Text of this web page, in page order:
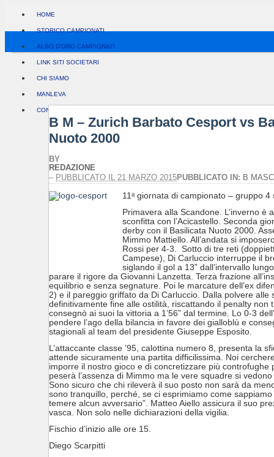
HOME
STORICO CAMPIONATI
ALBO D’ORO CAMPIONATI
LINK SITI SOCIETARI
CHI SIAMO
MANLEVA
CONTATTI
B M – Zurich Barbato Cesport vs
Nuoto 2000
BY
REDAZIONE
– PUBBLICATO IL 21 MARZO 2015PUBBLICATO IN: B
11ᵃ giornata di campionato – gruppo 4
Primavera alla Scandone. L’inverno è
sconfitta con l’Acicastello. Seconda
derby con il Basilicata Nuoto 2000.
Mimmo Mattiello. All’andata si
Rossi per 4-3. Sotto di tre reti
Campese), Di Carluccio interruppe il
siglando il gol a 13” dall’intervallo
parare il rigore da Giovanni Lanzetta. Terza frazione
equilibrio e senza segnature. Poi le marcature dell’ex
2) e il pareggio griffato da Di Carluccio. Dalla polvere alle
definitivamente fine alle ostilità, riscattando il penalty non
consegnò ai suoi la vittoria a 1’56” dal termine. Lo 0-3
pendere l’ago della bilancia in favore dei gialloblù e
stagionali al team del presidente Giuseppe Esposito.
L’attaccante classe ’95, calottina numero 8, presenta la
attende sicuramente una partita difficilissima. Noi
imporre il nostro gioco e di concretizzare più controfughe
peserà l’assenza di Mimmo ma le vere squadre si
Sono sicuro che chi rileverà il suo posto non sarà da
sono tranquillo, perché, se ci esprimiamo come
temere alcun avversario”. Matteo Aiello assicura il suo
vasca. Non solo nelle dichiarazioni della vigilia.
Fischio d’inizio alle ore 15.
Diego Scarpitti